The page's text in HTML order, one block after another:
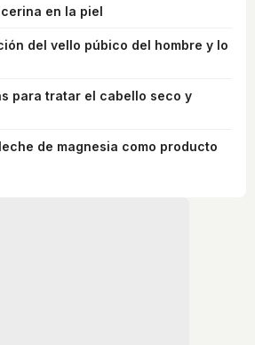
en la piel
del vello púbico del hombre y lo
para tratar el cabello seco y
de magnesia como producto